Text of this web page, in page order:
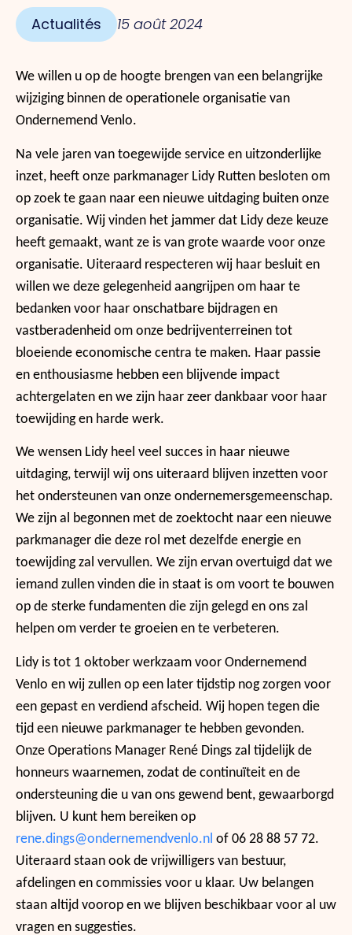
Actualités 15 août 2024
We willen u op de hoogte brengen van een belangrijke
wijziging binnen de operationele organisatie van
Ondernemend Venlo.
Na vele jaren van toegewijde service en uitzonderlijke
inzet, heeft onze parkmanager Lidy Rutten besloten om
op zoek te gaan naar een nieuwe uitdaging buiten onze
organisatie. Wij vinden het jammer dat Lidy deze keuze
heeft gemaakt, want ze is van grote waarde voor onze
organisatie. Uiteraard respecteren wij haar besluit en
willen we deze gelegenheid aangrijpen om haar te
bedanken voor haar onschatbare bijdragen en
vastberadenheid om onze bedrijventerreinen tot
bloeiende economische centra te maken. Haar passie
en enthousiasme hebben een blijvende impact
achtergelaten en we zijn haar zeer dankbaar voor haar
toewijding en harde werk.
We wensen Lidy heel veel succes in haar nieuwe
uitdaging, terwijl wij ons uiteraard blijven inzetten voor
het ondersteunen van onze ondernemersgemeenschap.
We zijn al begonnen met de zoektocht naar een nieuwe
parkmanager die deze rol met dezelfde energie en
toewijding zal vervullen. We zijn ervan overtuigd dat we
iemand zullen vinden die in staat is om voort te bouwen
op de sterke fundamenten die zijn gelegd en ons zal
helpen om verder te groeien en te verbeteren.
Lidy is tot 1 oktober werkzaam voor Ondernemend
Venlo en wij zullen op een later tijdstip nog zorgen voor
een gepast en verdiend afscheid. Wij hopen tegen die
tijd een nieuwe parkmanager te hebben gevonden.
Onze Operations Manager René Dings zal tijdelijk de
honneurs waarnemen, zodat de continuïteit en de
ondersteuning die u van ons gewend bent, gewaarborgd
blijven. U kunt hem bereiken op
rene.dings@ondernemendvenlo.nl of 06 28 88 57 72.
Uiteraard staan ook de vrijwilligers van bestuur,
afdelingen en commissies voor u klaar. Uw belangen
staan altijd voorop en we blijven beschikbaar voor al uw
vragen en suggesties.